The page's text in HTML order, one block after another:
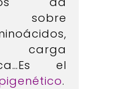
sobre
carga
el
.